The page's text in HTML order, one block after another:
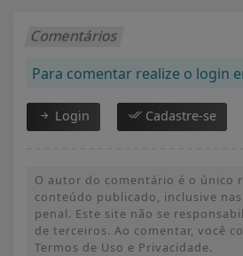
Comentários
Para comentar realize o login
Login Cadastre-se
O autor do comentário é o único
conteúdo publicado, inclusive
penal. Este site não se
de terceiros. Ao comentar, você
Termos de Uso e Privacidade.